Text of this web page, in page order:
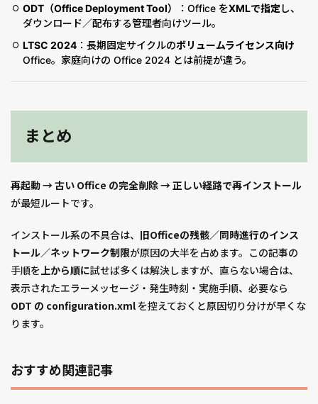
ODT（Office Deployment Tool） ：Office をXMLで指定 し、
ダウンロード／配布する管理者向けツール。
LTSC 2024 ：長期固定サイクルのボリュームライセンス向け
Office。家庭向けの Office 2024 とは前提が違う。
まとめ
再起動 → 古い Office の完全削除 → 正しい経路で再インストール
が最短ルートです。
インストール系の不具合は、 旧Officeの残骸／同時進行のインス
トール／ネットワーク制限が原因の大半を占めます。この記事の
手順を 上から順に試せば多くは解決しますが、直らない場合は、
表示されたエラーメッセージ・発生時刻・実施手順、必要なら
ODT の configuration.xml を控えておくと原因切り分けが早くな
ります。
おすすめ関連記事